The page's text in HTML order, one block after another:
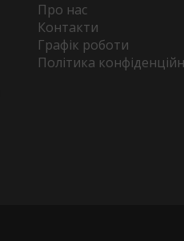
Про нас
Контакти
Графік роботи
Політика